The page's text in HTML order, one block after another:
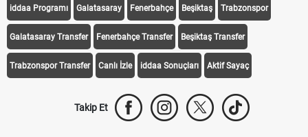
iddaa Programı Galatasaray Fenerbahçe Beşiktaş Trabzonspor
Galatasaray Transfer Fenerbahçe Transfer Beşiktaş Transfer
Trabzonspor Transfer Canlı İzle iddaa Sonuçları Aktif Sayaç
Takip Et